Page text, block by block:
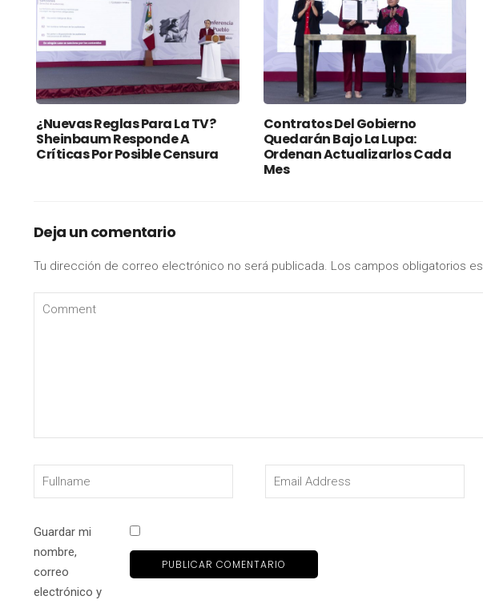
¿Nuevas Reglas Para La TV?
Sheinbaum Responde A
Críticas Por Posible Censura
Contratos Del Gobierno
Quedarán Bajo La Lupa:
Ordenan Actualizarlos Cada
Mes
Deja un comentario
Tu dirección de correo electrónico no será publicada. Los campos obligatorios
Guardar mi
nombre,
correo
electrónico y